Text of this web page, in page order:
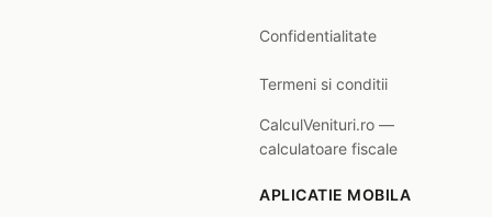
Confidentialitate
Termeni si conditii
CalculVenituri.ro —
calculatoare fiscale
APLICATIE MOBILA